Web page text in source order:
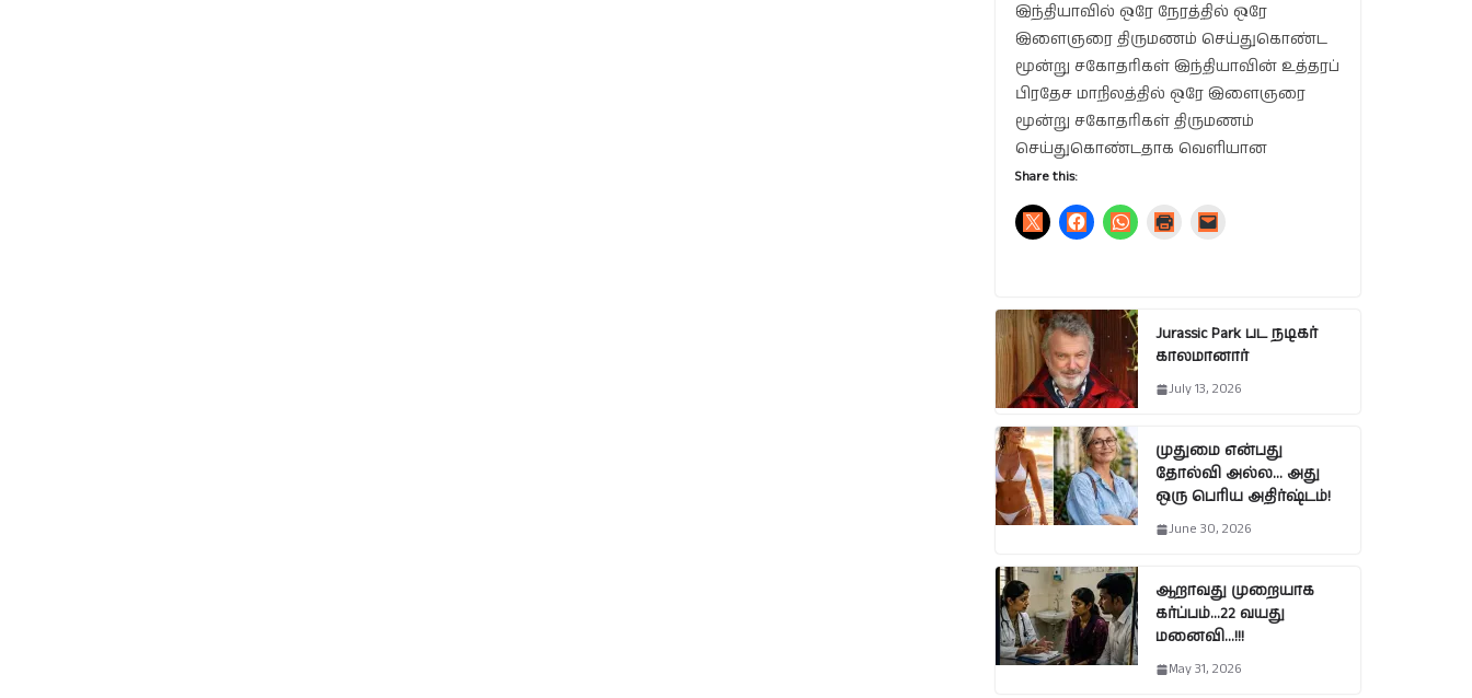
இந்தியாவில் ஒரே நேரத்தில் ஒரே
இளைஞரை திருமணம் செய்துகொண்ட
மூன்று சகோதரிகள் இந்தியாவின் உத்தரப்
பிரதேச மாநிலத்தில் ஒரே இளைஞரை
மூன்று சகோதரிகள் திருமணம்
செய்துகொண்டதாக வெளியான
Share this:
Jurassic Park பட நடிகர்
காலமானார்
July 13, 2026
முதுமை என்பது
தோல்வி அல்ல… அது
ஒரு பெரிய அதிர்ஷ்டம்!
June 30, 2026
ஆறாவது முறையாக
கர்ப்பம்…22 வயது
மனைவி…!!!
May 31, 2026